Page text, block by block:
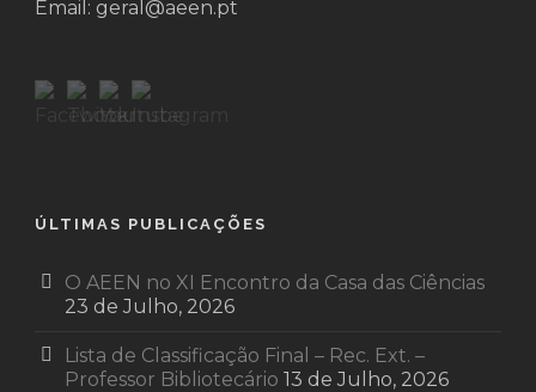
Email: geral@aeen.pt
ÚLTIMAS PUBLICAÇÕES
O AEEN no XI Encontro da Casa das Ciências
23 de Julho, 2026
Lista de Classificação Final – Rec. Ext. –
Professor Bibliotecário 13 de Julho, 2026